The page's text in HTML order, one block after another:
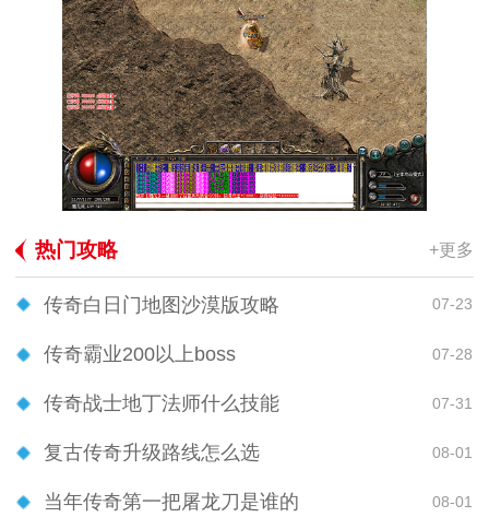
热门攻略 +更多
传奇白日门地图沙漠版攻略 07-23
传奇霸业200以上boss 07-28
传奇战士地丁法师什么技能 07-31
复古传奇升级路线怎么选 08-01
当年传奇第一把屠龙刀是谁的 08-01